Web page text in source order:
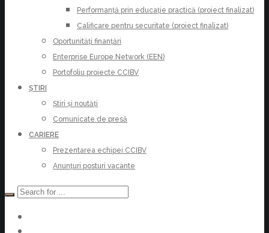
Performanță prin educație practică (proiect finalizat)
Calificare pentru securitate (proiect finalizat)
Oportunități finanțări
Enterprise Europe Network (EEN)
Portofoliu proiecte CCIBV
ȘTIRI
Știri și noutăți
Comunicate de presă
CARIERE
Prezentarea echipei CCIBV
Anunțuri posturi vacante